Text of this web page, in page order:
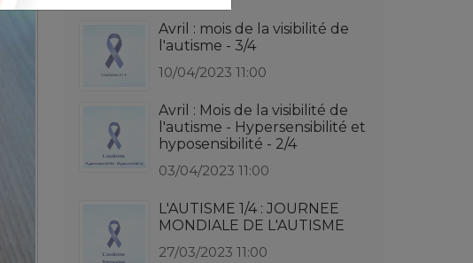
Avril : mois de la visibilité de
l'autisme - 3/4
10/04/2023 11:00
Avril : Mois de la visibilité de
l'autisme - Hypersensibilité et
hyposensibilité - 2/4
03/04/2023 11:00
L'AUTISME 1/4 : JOURNEE
MONDIALE DE L'AUTISME
27/03/2023 11:00